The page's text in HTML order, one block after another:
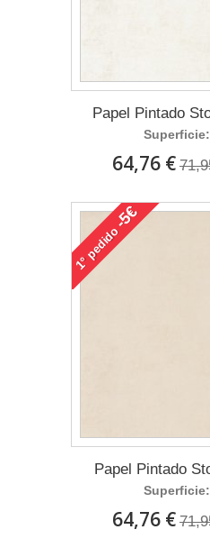
Papel Pintado
64,76 €
1°
pedido
-5€
Papel Pintado
64,76 €